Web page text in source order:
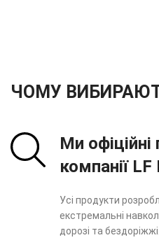
ЧОМУ
Ми
компанії LF
Усі продукти
екстремальні
дорозі та бездоріжжі.